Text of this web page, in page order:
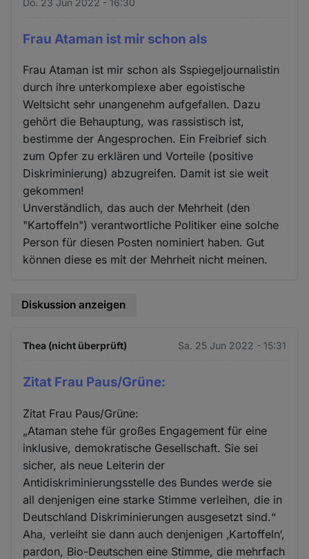
Frau Ataman ist mir schon als
Frau Ataman ist mir schon als Sspiegeljournalistin
durch ihre unterkomplexe aber egoistische
Weltsicht sehr unangenehm aufgefallen. Dazu
gehört die Behauptung, was rassistisch ist,
bestimme der Angesprochen. Ein Freibrief sich
zum Opfer zu erklären und Vorteile (positive
Diskriminierung) abzugreifen. Damit ist sie weit
gekommen!
Unverständlich, das auch der Mehrheit (den
"Kartoffeln") verantwortliche Politiker eine solche
Person für diesen Posten nominiert haben. Gut
können diese es mit der Mehrheit nicht meinen.
Diskussion anzeigen
Thea (nicht überprüft) Sa. 25 Jun 2022 - 15:31
Zitat Frau Paus/Grüne:
Zitat Frau Paus/Grüne:
„Ataman stehe für großes Engagement für eine
inklusive, demokratische Gesellschaft. Sie sei
sicher, als neue Leiterin der
Antidiskriminierungsstelle des Bundes werde sie
all denjenigen eine starke Stimme verleihen, die in
Deutschland Diskriminierungen ausgesetzt sind.“
Aha, verleiht sie dann auch denjenigen ‚Kartoffeln‘,
pardon, Bio-Deutschen eine Stimme, die mehrfach